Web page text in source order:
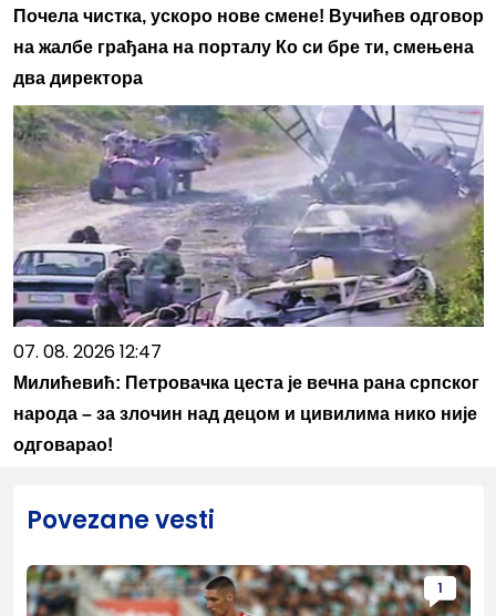
Почела чистка, ускоро нове смене! Вучићев одговор
на жалбе грађана на порталу Ко си бре ти, смењена
два директора
07. 08. 2026 12:47
Милићевић: Петровачка цеста је вечна рана српског
народа – за злочин над децом и цивилима нико није
одговарао!
Povezane vesti
1